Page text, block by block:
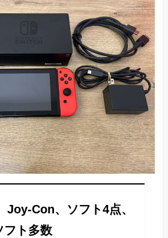
Con、ソフト4点、
フト多数